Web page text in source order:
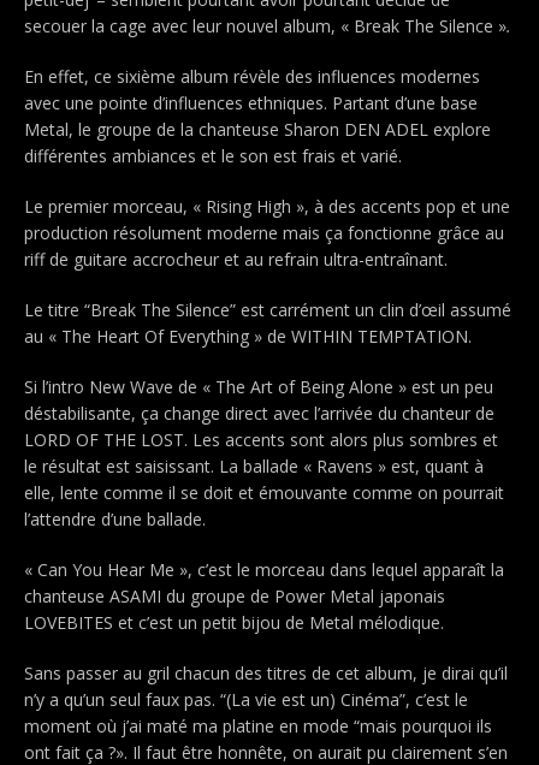
secouer la cage avec leur nouvel album, « Break The Silence ».
En effet, ce sixième album révèle des influences modernes
avec une pointe d’influences ethniques. Partant d’une base
Metal, le groupe de la chanteuse Sharon DEN ADEL explore
différentes ambiances et le son est frais et varié.
Le premier morceau, « Rising High », à des accents pop et une
production résolument moderne mais ça fonctionne grâce au
riff de guitare accrocheur et au refrain ultra-entraînant.
Le titre “Break The Silence” est carrément un clin d’œil assumé
au « The Heart Of Everything » de WITHIN TEMPTATION.
Si l’intro New Wave de « The Art of Being Alone » est un peu
déstabilisante, ça change direct avec l’arrivée du chanteur de
LORD OF THE LOST. Les accents sont alors plus sombres et
le résultat est saisissant. La ballade « Ravens » est, quant à
elle, lente comme il se doit et émouvante comme on pourrait
l’attendre d’une ballade.
« Can You Hear Me », c’est le morceau dans lequel apparaît la
chanteuse ASAMI du groupe de Power Metal japonais
LOVEBITES et c’est un petit bijou de Metal mélodique.
Sans passer au gril chacun des titres de cet album, je dirai qu’il
n’y a qu’un seul faux pas. “(La vie est un) Cinéma”, c’est le
moment où j’ai maté ma platine en mode “mais pourquoi ils
ont fait ça ?». Il faut être honnête, on aurait pu clairement s’en